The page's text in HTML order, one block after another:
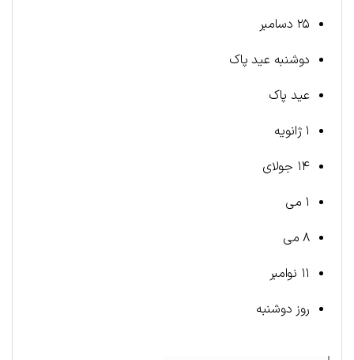
۲۵ دسامبر
دوشنبه عید پاک
عید پاک
۱ ژانویه
۱۴ جولای
۱ می
۸ می
۱۱ نوامبر
روز دوشنبه